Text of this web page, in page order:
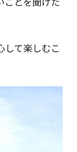
して楽しむこ